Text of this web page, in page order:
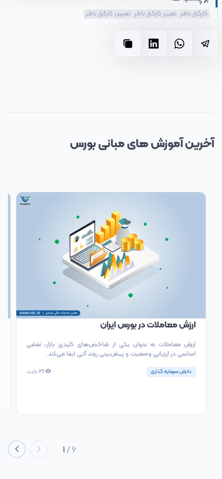
کارگزار ناظر تغییر کارگزار ناظر تعیین کارگزار ناظر
آخرین آموزش هایمبانی بورس
ارزش معاملات در بورس ایران
ارزش معاملات به عنوان یکی از شاخص‌های کلیدی بازار، نقشی
اساسی در ارزیابی وضعیت و پیش‌بینی روند آتی ایفا می‌کند.
دانش سرمایه گذاری 1211بازدید
1/6